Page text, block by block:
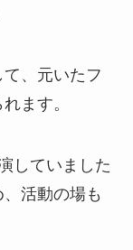
、元いたフ
ます。
していました
活動の場も